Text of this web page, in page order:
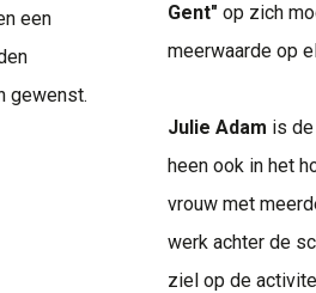
een
gewenst.
Gent" op zich
meerwaarde op
Julie Adam is
heen ook in het
vrouw met
werk achter de
ziel op de